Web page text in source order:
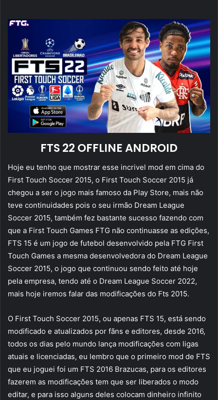
FTS 22 OFFLINE ANDROID
Hoje eu tenho que mostrar esse incrivel mod em cima do
First Touch Soccer 2015, o First Touch Soccer 2015 já
chegou a ser o jogo mais famoso da Play Store, mais não
teve continuidades pois o seu irmão Dream League
Soccer 2015, também fez bastante sucesso fazendo com
que a First Touch Games FTG não continuasse as edições,
FTS 15 é um jogo de futebol desenvolvido pela FTG First
Touch Games a mesma desenvolvedora do Dream League
Soccer 2015, o jogo que continuou sendo feito até hoje
pela empresa, tendo até o Dream League Soccer 2022,
mais hoje iremos falar das modificações do Fts 2015.
O First Touch Soccer 2015, ou apenas FTS 15, está sendo
modificado e atualizados por fãns e editores, desde 2016,
todos os dias pelo mundo lança modificações com ligas
atuais e licenciadas, eu lembro que o primeiro mod de FTS
que eu joguei foi um FTS 2016 Brazucas, para os editores
fazerem as modificações tem que ser liberados o modo
editar, e para isso alguns deles colocam dinheiro infinito